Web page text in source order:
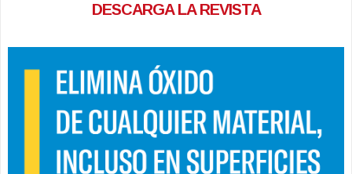
DESCARGA LA REVISTA